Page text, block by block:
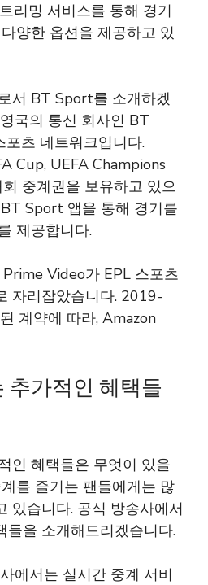
리밍 서비스를 통해 경기
양한 옵션을 제공하고 있
서 BT Sport를 소개하겠
국의 통신 회사인 BT
츠 네트워크입니다.
Cup, UEFA Champions
중계권을 보유하고 있으
Sport 앱을 통해 경기를
제공합니다.
Video가 EPL 스포츠
자리잡았습니다. 2019-
계약에 따라, Amazon
추가적인 혜택들
인 혜택들은 무엇이 있을
를 즐기는 팬들에게는 많
있습니다. 공식 방송사에서
들을 소개해드리겠습니다.
에서는 실시간 중계 서비